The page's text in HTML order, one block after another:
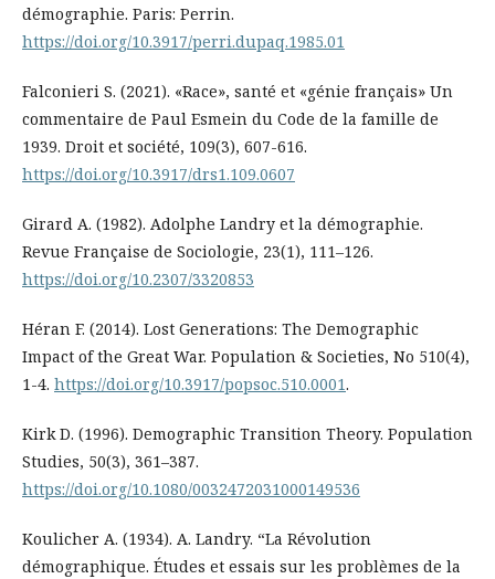
démographie. Paris: Perrin.
https://doi.org/10.3917/perri.dupaq.1985.01
Falconieri S. (2021). «Race», santé et «génie français» Un
commentaire de Paul Esmein du Code de la famille de
1939. Droit et société, 109(3), 607-616.
https://doi.org/10.3917/drs1.109.0607
Girard A. (1982). Adolphe Landry et la démographie.
Revue Française de Sociologie, 23(1), 111–126.
https://doi.org/10.2307/3320853
Héran F. (2014). Lost Generations: The Demographic
Impact of the Great War. Population & Societies, No 510(4),
1-4. https://doi.org/10.3917/popsoc.510.0001.
Kirk D. (1996). Demographic Transition Theory. Population
Studies, 50(3), 361–387.
https://doi.org/10.1080/0032472031000149536
Koulicher А. (1934). A. Landry. “La Révolution
démographique. Études et essais sur les problèmes de la